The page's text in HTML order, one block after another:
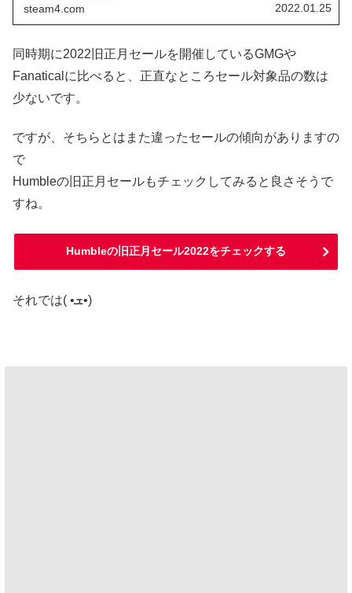
steam4.com 2022.01.25
同時期に2022旧正月セールを開催しているGMGや
Fanaticalに比べると、正直なところセール対象品の数は
少ないです。
ですが、そちらとはまた違ったセールの傾向がありますの
で
Humbleの旧正月セールもチェックしてみると良さそうで
すね。
Humbleの旧正月セール2022をチェックする
それでは( •ܫ•)